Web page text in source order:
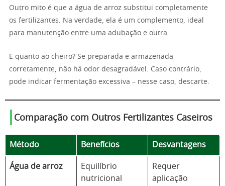
Outro mito é que a água de arroz substitui completamente
os fertilizantes. Na verdade, ela é um complemento, ideal
para manutenção entre uma adubação e outra.
E quanto ao cheiro? Se preparada e armazenada
corretamente, não há odor desagradável. Caso contrário,
pode indicar fermentação excessiva – nesse caso, descarte.
Comparação com Outros Fertilizantes Caseiros
Método Benefícios Desvantagens
Água de arroz
Equilíbrio
nutricional
Requer
aplicação